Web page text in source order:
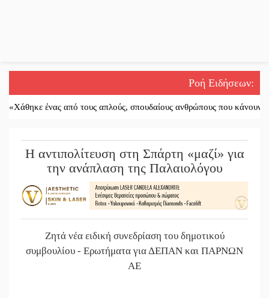
Ροή Ειδήσεων:
ένας από τους απλούς, σπουδαίους ανθρώπους που κάνουν τον
Η αντιπολίτευση στη Σπάρτη «μαζί» για
την ανάπλαση της Παλαιολόγου
Ζητά νέα ειδική συνεδρίαση του δημοτικού
συμβουλίου - Ερωτήματα για ΔΕΠΑΝ και ΠΑΡΝΩΝ
ΑΕ